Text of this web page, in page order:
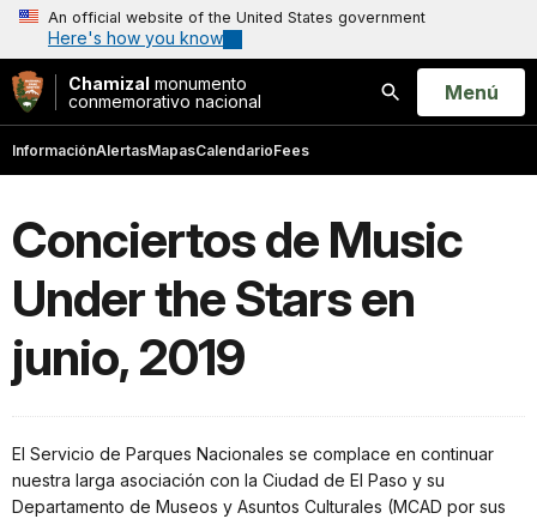
An official website of the United States government
Here's how you know
Chamizal monumento
conmemorativo nacional
Buscar
Open
Menú
InformaciónAlertasMapasCalendarioFees
Conciertos de Music
Under the Stars en
junio, 2019
El Servicio de Parques Nacionales se complace en continuar
nuestra larga asociación con la Ciudad de El Paso y su
Departamento de Museos y Asuntos Culturales (MCAD por sus